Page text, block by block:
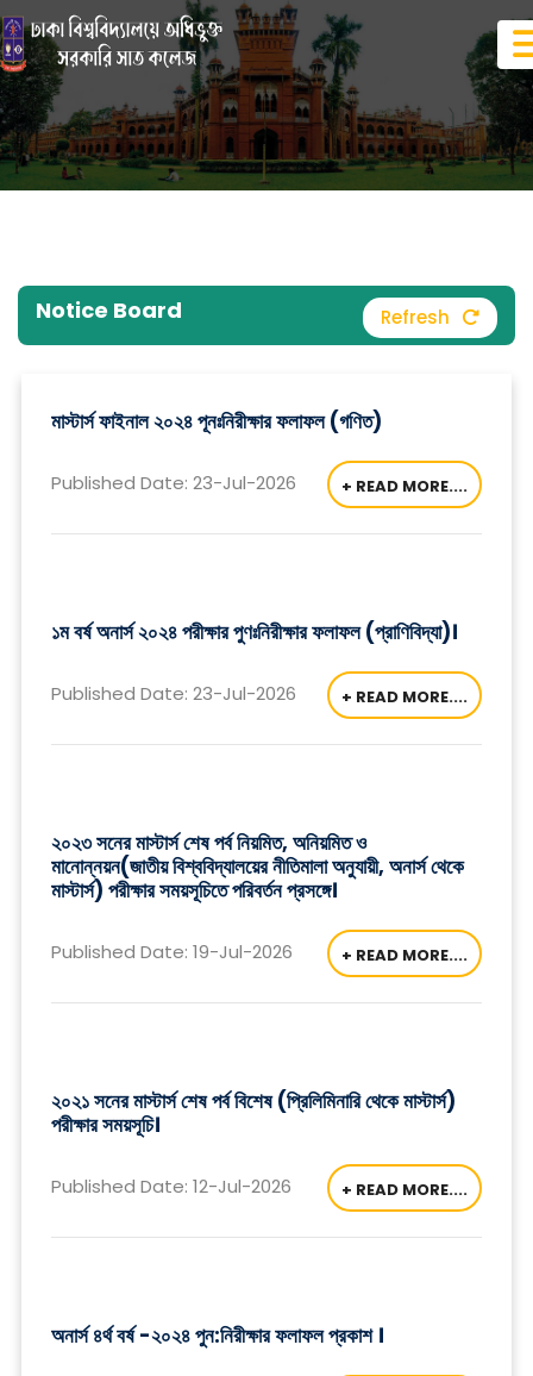
Notice Board Refresh
মাস্টার্স ফাইনাল ২০২৪ পূনঃনিরীক্ষার ফলাফল (গণিত)
Published Date: 23-Jul-2026 + READ MORE....
১ম বর্ষ অনার্স ২০২৪ পরীক্ষার পুণঃনিরীক্ষার ফলাফল (প্রাণিবিদ্যা)।
Published Date: 23-Jul-2026 + READ MORE....
২০২৩ সনের মাস্টার্স শেষ পর্ব নিয়মিত, অনিয়মিত ও
মানোন্নয়ন(জাতীয় বিশ্ববিদ্যালয়ের নীতিমালা অনুযায়ী, অনার্স থেকে
মাস্টার্স) পরীক্ষার সময়সূচিতে পরিবর্তন প্রসঙ্গে।
Published Date: 19-Jul-2026 + READ MORE....
২০২১ সনের মাস্টার্স শেষ পর্ব বিশেষ (প্রিলিমিনারি থেকে মাস্টার্স)
পরীক্ষার সময়সূচি।
Published Date: 12-Jul-2026 + READ MORE....
অনার্স ৪র্থ বর্ষ -২০২৪ পুন:নিরীক্ষার ফলাফল প্রকাশ ।